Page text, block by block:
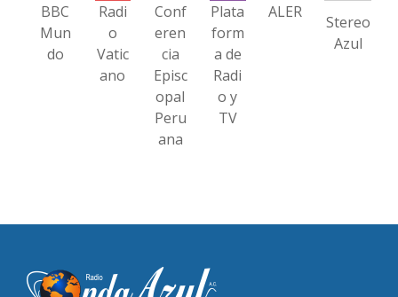
BBC
Mun
do
Radi
o
Vatic
ano
Conf
eren
cia
Episc
opal
Peru
ana
Plata
form
a de
Radi
o y
TV
ALER
Stereo
Azul